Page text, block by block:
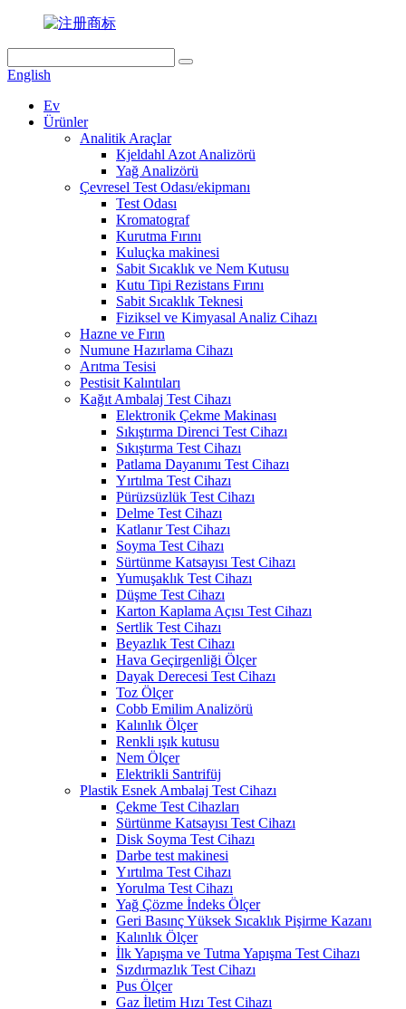
English
Ev
Ürünler
Analitik Araçlar
Kjeldahl Azot Analizörü
Yağ Analizörü
Çevresel Test Odası/ekipmanı
Test Odası
Kromatograf
Kurutma Fırını
Kuluçka makinesi
Sabit Sıcaklık ve Nem Kutusu
Kutu Tipi Rezistans Fırını
Sabit Sıcaklık Teknesi
Fiziksel ve Kimyasal Analiz Cihazı
Hazne ve Fırın
Numune Hazırlama Cihazı
Arıtma Tesisi
Pestisit Kalıntıları
Kağıt Ambalaj Test Cihazı
Elektronik Çekme Makinası
Sıkıştırma Direnci Test Cihazı
Sıkıştırma Test Cihazı
Patlama Dayanımı Test Cihazı
Yırtılma Test Cihazı
Pürüzsüzlük Test Cihazı
Delme Test Cihazı
Katlanır Test Cihazı
Soyma Test Cihazı
Sürtünme Katsayısı Test Cihazı
Yumuşaklık Test Cihazı
Düşme Test Cihazı
Karton Kaplama Açısı Test Cihazı
Sertlik Test Cihazı
Beyazlık Test Cihazı
Hava Geçirgenliği Ölçer
Dayak Derecesi Test Cihazı
Toz Ölçer
Cobb Emilim Analizörü
Kalınlık Ölçer
Renkli ışık kutusu
Nem Ölçer
Elektrikli Santrifüj
Plastik Esnek Ambalaj Test Cihazı
Çekme Test Cihazları
Sürtünme Katsayısı Test Cihazı
Disk Soyma Test Cihazı
Darbe test makinesi
Yırtılma Test Cihazı
Yorulma Test Cihazı
Yağ Çözme İndeks Ölçer
Geri Basınç Yüksek Sıcaklık Pişirme Kazanı
Kalınlık Ölçer
İlk Yapışma ve Tutma Yapışma Test Cihazı
Sızdırmazlık Test Cihazı
Pus Ölçer
Gaz İletim Hızı Test Cihazı